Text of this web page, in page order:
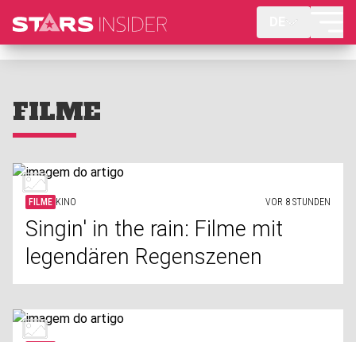
FILME
FILME KINO VOR 8 STUNDEN
Singin' in the rain: Filme mit
legendären Regenszenen